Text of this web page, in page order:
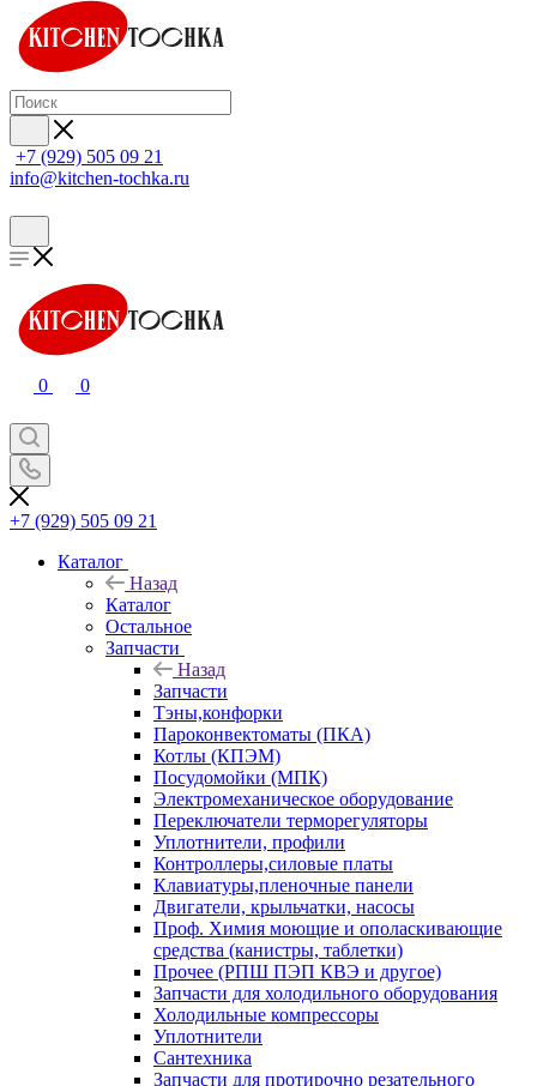
+7 (929) 505 09 21
info@kitchen-tochka.ru
0 0
+7 (929) 505 09 21
Каталог
Назад
Каталог
Остальное
Запчасти
Назад
Запчасти
Тэны,конфорки
Пароконвектоматы (ПКА)
Котлы (КПЭМ)
Посудомойки (МПК)
Электромеханическое оборудование
Переключатели терморегуляторы
Уплотнители, профили
Контроллеры,силовые платы
Клавиатуры,пленочные панели
Двигатели, крыльчатки, насосы
Проф. Химия моющие и ополаскивающие
средства (канистры, таблетки)
Прочее (РПШ ПЭП КВЭ и другое)
Запчасти для холодильного оборудования
Холодильные компрессоры
Уплотнители
Сантехника
Запчасти для протирочно резательного